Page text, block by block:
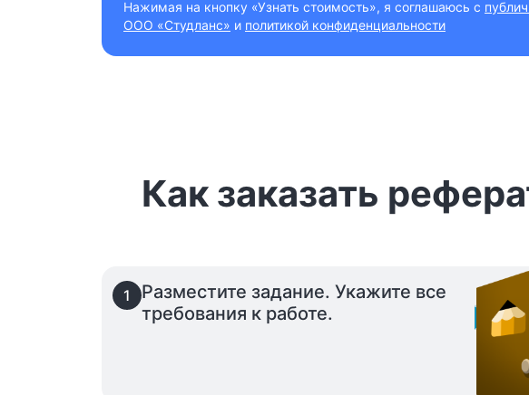
Нажимая на кнопку «Узнать стоимость», я соглашаюсь с
ООО «Студланс» и политикой конфиденциальности
Как заказать
1
Разместите задание. Укажите все
требования к работе.